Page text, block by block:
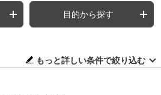
目的から探す
もっと詳しい条件で絞り込む